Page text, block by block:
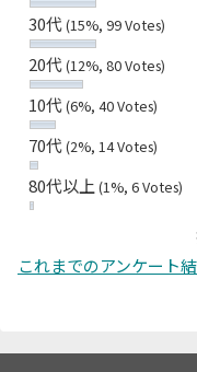
30代(15%, 99 Votes)
20代(12%, 80 Votes)
10代(6%, 40 Votes)
70代(2%, 14 Votes)
80代以上 (1%, 6 Votes)
これまでのアンケート